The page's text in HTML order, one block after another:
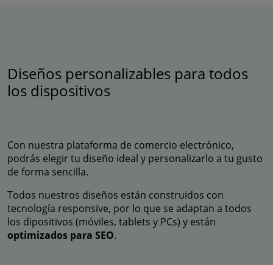
Diseños personalizables para todos
los dispositivos
Con nuestra plataforma de comercio electrónico,
podrás elegir tu diseño ideal y personalizarlo a tu gusto
de forma sencilla.
Todos nuestros diseños están construidos con
tecnología responsive, por lo que se adaptan a todos
los dipositivos (móviles, tablets y PCs) y están
optimizados para SEO.